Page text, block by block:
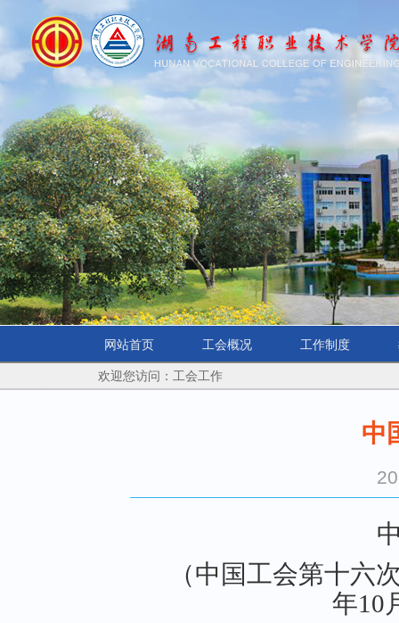
网站首页 工会概况 工作制度
欢迎您访问：工会工作
中
（中国工会第十六
年10